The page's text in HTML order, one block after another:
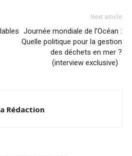
Next article
Journée mondiale de l’Océan :
Quelle politique pour la gestion
des déchets en mer ?
(interview exclusive)
Rédaction